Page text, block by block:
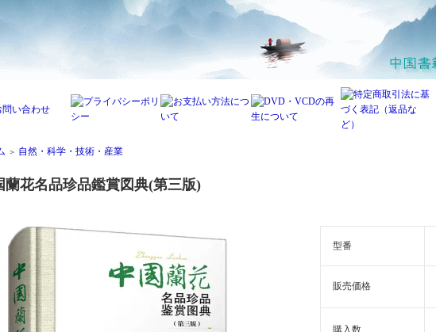
＞ 自然・科学・技術・産業
蘭花名品珍品鑑賞図典(第三版)
型番
販売価格
購入数